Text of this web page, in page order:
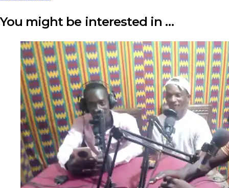
You might be interested in …